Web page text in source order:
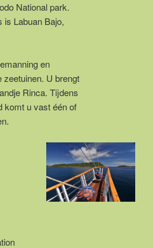
National park.
is Labuan Bajo,
en
zeetuinen. U brengt
Rinca. Tijdens
komt u vast één of